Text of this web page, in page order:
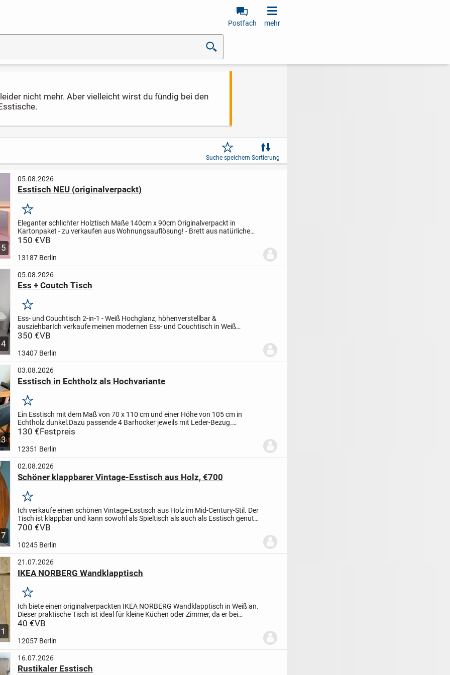
Postfach mehr
nicht mehr. Aber vielleicht wirst du fündig bei den
Suche speichern Sortierung
5
05.08.2026
Esstisch NEU (originalverpackt)
Merken
Eleganter schlichter Holztisch Maße 140cm x 90cmOriginalverpackt in
Kartonpaket - zu verkaufen aus Wohnungsauflösung! - Brett aus natürlichem
Holz- Beine aus massivem Holz.
150 €VB
13187 Berlin
4
05.08.2026
Ess + Coutch Tisch
Merken
Ess- und Couchtisch 2-in-1 - Weiß Hochglanz, höhenverstellbar &
ausziehbarIch verkaufe meinen modernen Ess- und Couchtisch in Weiß
Hochglanz. Der Tisch ist erst ca. 1 Jahr alt und befindet sich in...
350 €VB
13407 Berlin
3
03.08.2026
Esstisch in Echtholz als Hochvariante
Merken
Ein Esstisch mit dem Maß von 70 x 110 cm und einer Höhe von 105 cm in
Echtholz dunkel.Dazu passende 4 Barhocker jeweils mit Leder-Bezug.
Neupreis war 899,00 Euro bei Porta
130 €Festpreis
12351 Berlin
7
02.08.2026
Schöner klappbarer Vintage-Esstisch aus Holz, €700
Merken
Ich verkaufe einen schönen Vintage-Esstisch aus Holz im Mid-Century-Stil. Der
Tisch ist klappbar und kann sowohl als Spieltisch als auch als Esstisch genutzt
werden.Preis: 700 €
700 €VB
10245 Berlin
1
21.07.2026
IKEA NORBERG Wandklapptisch
Merken
Ich biete einen originalverpackten IKEA NORBERG Wandklapptisch in Weiß an.
Dieser praktische Tisch ist ideal für kleine Küchen oder Zimmer, da er bei
Bedarf einfach hochgeklappt werden kann. Du kannst...
40 €VB
12057 Berlin
16.07.2026
Rustikaler Esstisch